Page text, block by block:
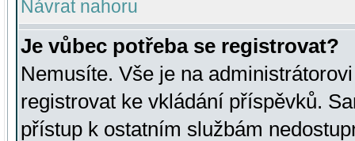
Návrat nahoru
Je vůbec potřeba se registrovat?
Nemusíte. Vše je na
registrovat ke vkládání příspěvků.
přístup k ostatním službám